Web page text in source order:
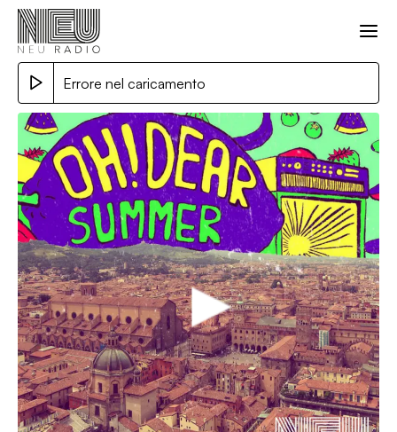
Errore nel caricamento